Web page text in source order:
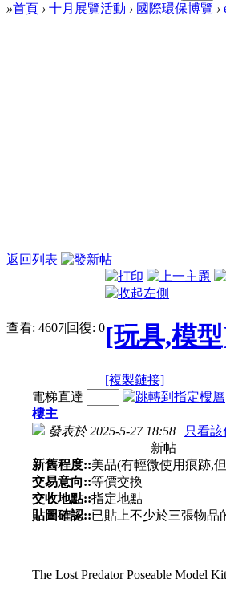
»首頁 › 十月展覽活動 › 國際環保博覽 ›
返回列表
查看: 4607|回復: 0[玩具,模
[複製鏈接]
電梯直達
樓主
發表於 2025-5-27 18:58 | 只看該
新帖
新舊程度::美品(有輕微使用痕跡,
交易意向::等價交換
交收地點::指定地點
貼圖確認::已貼上不少於三張物品
The Lost Predator Poseable Model